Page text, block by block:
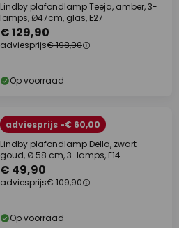
Lindby plafondlamp Teeja, amber, 3-
lamps, Ø47cm, glas, E27
€ 129,90
adviesprijs€ 198,90
Op voorraad
adviesprijs -€ 60,00
Lindby plafondlamp Della, zwart-
goud, Ø 58 cm, 3-lamps, E14
€ 49,90
adviesprijs€ 109,90
Op voorraad